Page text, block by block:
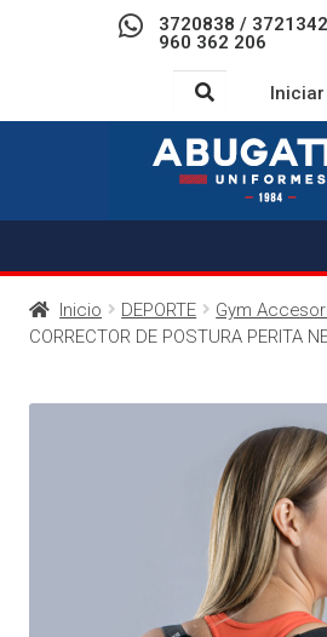
3720838 /
960 362 206
Iniciar
Inicio DEPORTE Gym
CORRECTOR DE POSTURA PERITA